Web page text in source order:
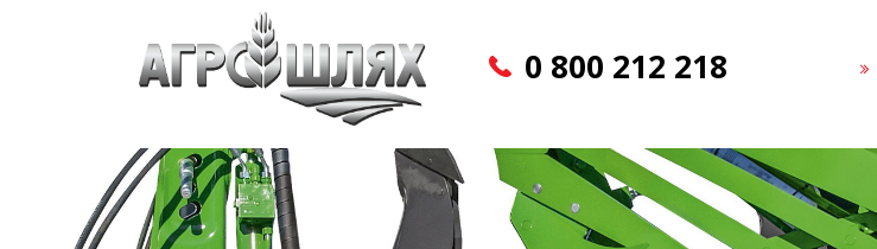
0 800 212 218